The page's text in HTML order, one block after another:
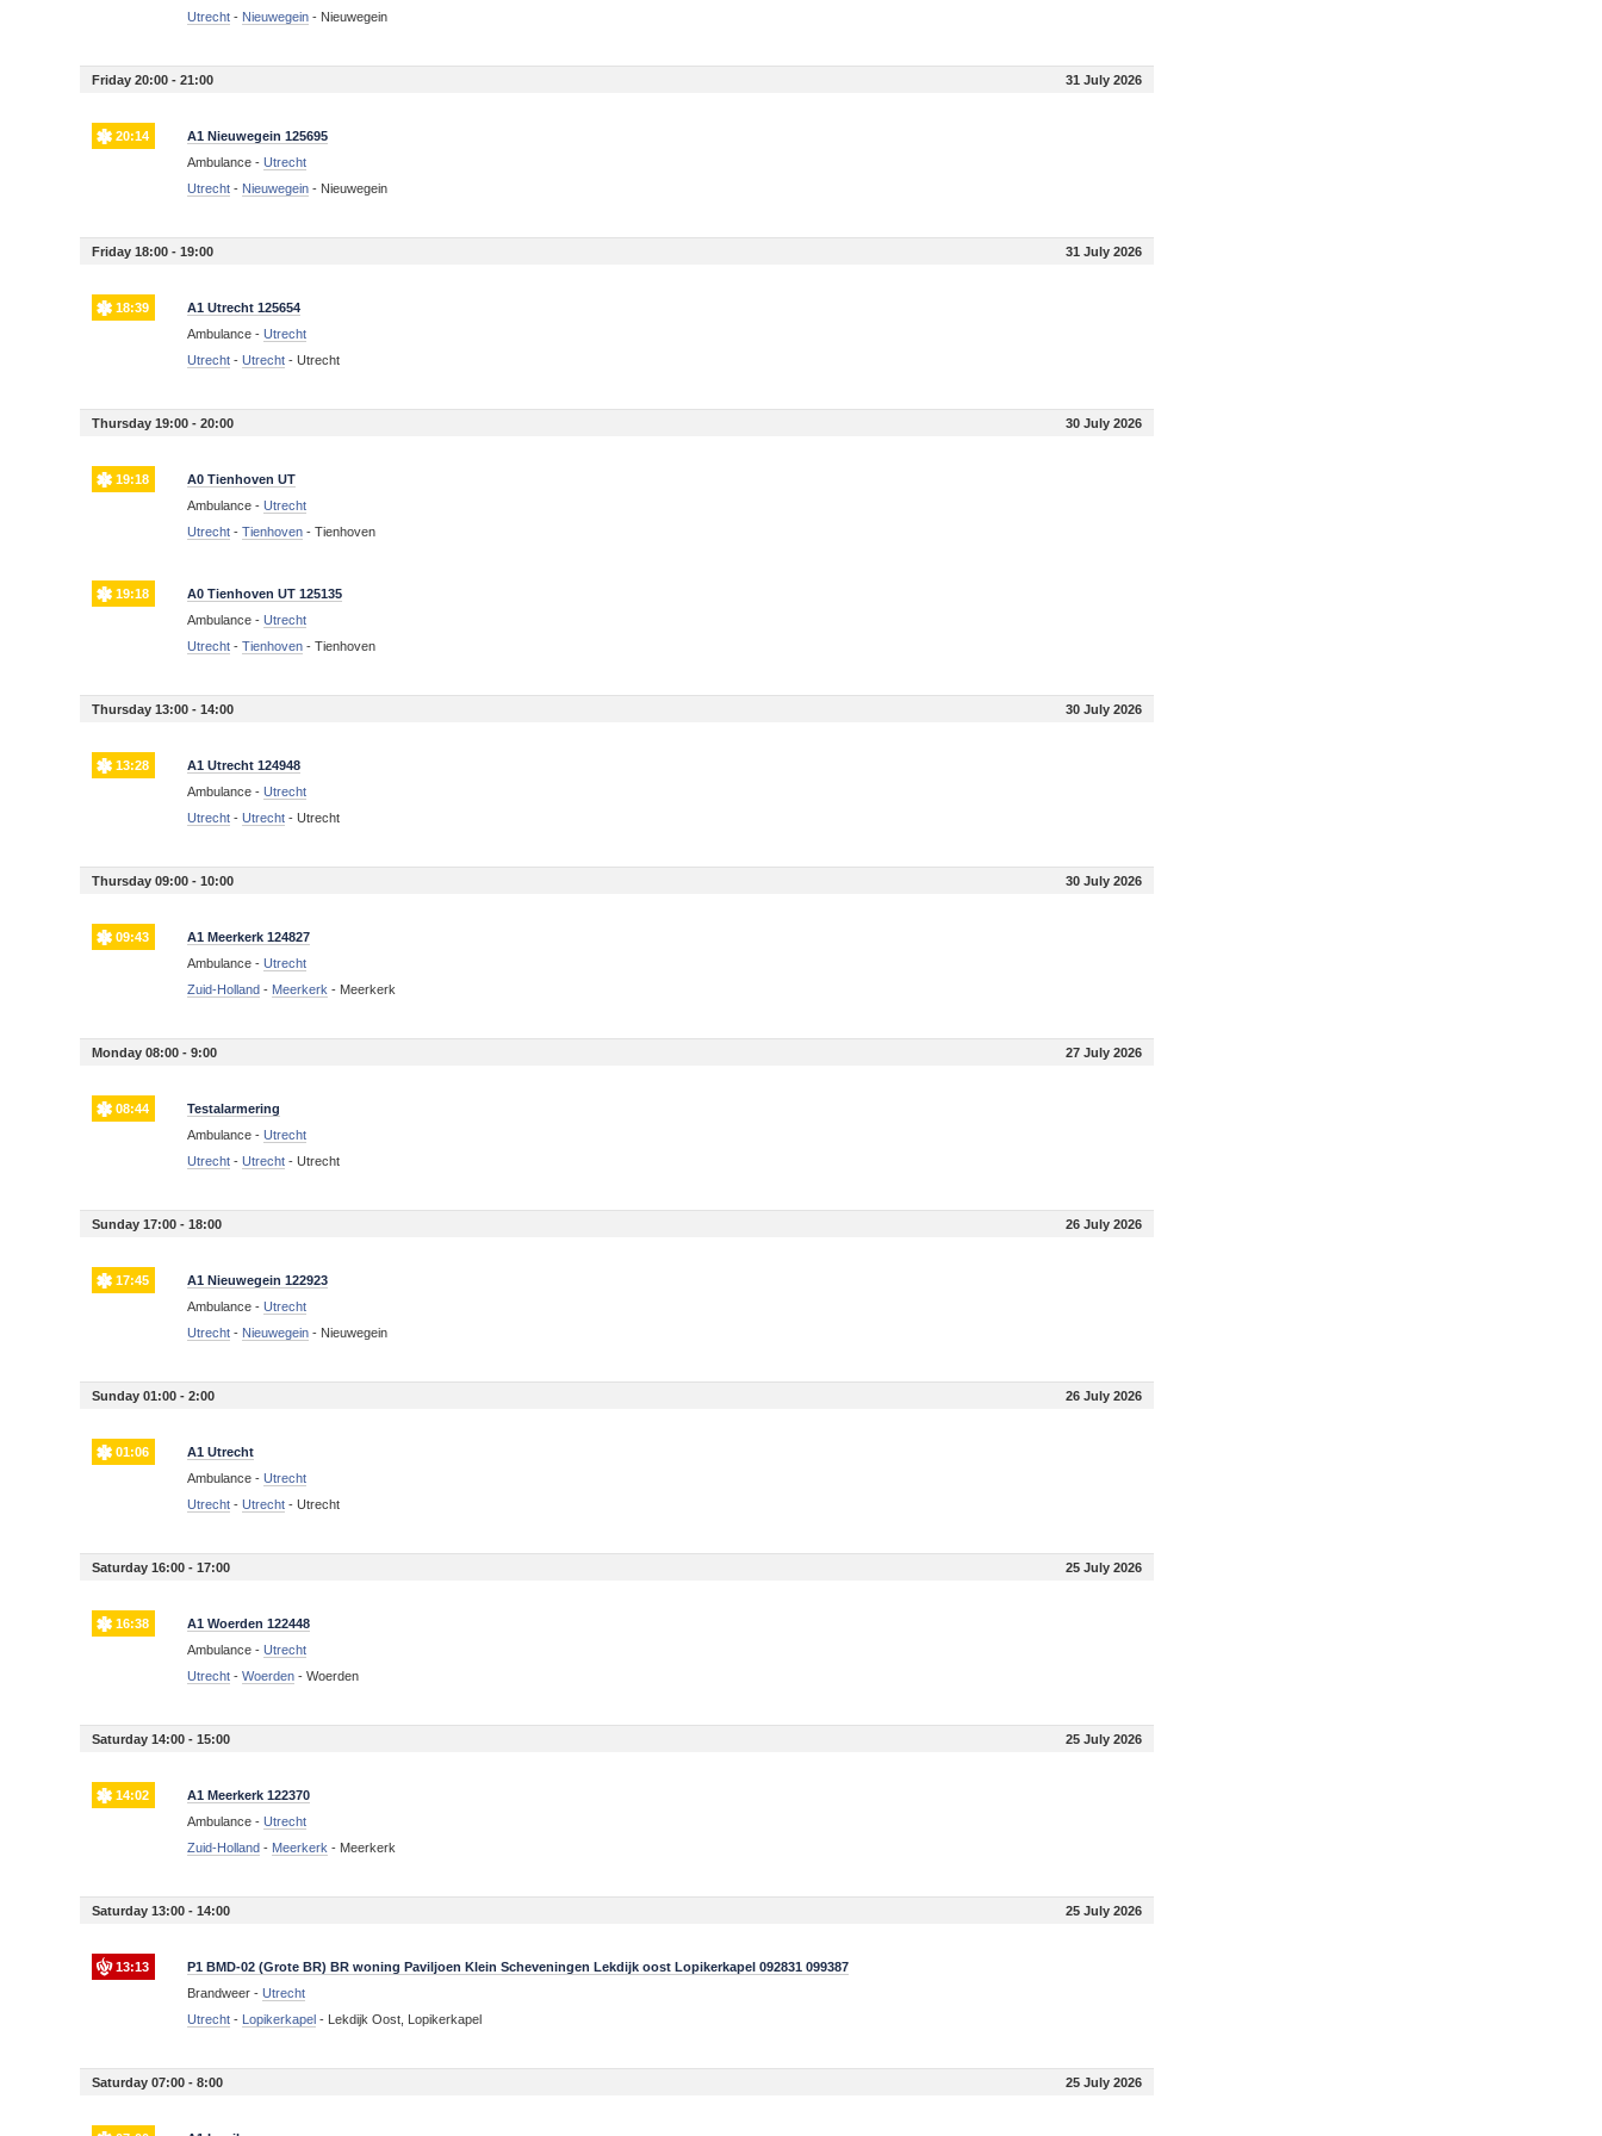
Utrecht - Nieuwegein - Nieuwegein
Friday 20:00 - 21:00 31 July 2026
20:14
A1 Nieuwegein 125695
Ambulance -Utrecht
Utrecht - Nieuwegein - Nieuwegein
Friday 18:00 - 19:00 31 July 2026
18:39
A1 Utrecht 125654
Ambulance -Utrecht
Utrecht -Utrecht -Utrecht
Thursday 19:00 - 20:00 30 July 2026
19:18
A0 Tienhoven UT
Ambulance -Utrecht
Utrecht -Tienhoven -Tienhoven
19:18
A0 Tienhoven UT 125135
Ambulance -Utrecht
Utrecht -Tienhoven -Tienhoven
Thursday 13:00 - 14:00 30 July 2026
13:28
A1 Utrecht 124948
Ambulance -Utrecht
Utrecht -Utrecht -Utrecht
Thursday 09:00 - 10:00 30 July 2026
09:43
A1 Meerkerk 124827
Ambulance -Utrecht
Zuid-Holland - Meerkerk - Meerkerk
Monday 08:00 - 9:00 27 July 2026
08:44
Testalarmering
Ambulance -Utrecht
Utrecht -Utrecht -Utrecht
Sunday 17:00 - 18:00 26 July 2026
17:45
A1 Nieuwegein 122923
Ambulance -Utrecht
Utrecht - Nieuwegein - Nieuwegein
Sunday 01:00 - 2:00 26 July 2026
01:06
A1 Utrecht
Ambulance -Utrecht
Utrecht -Utrecht -Utrecht
Saturday 16:00 - 17:00 25 July 2026
16:38
A1 Woerden 122448
Ambulance -Utrecht
Utrecht -Woerden -Woerden
Saturday 14:00 - 15:00 25 July 2026
14:02
A1 Meerkerk 122370
Ambulance -Utrecht
Zuid-Holland - Meerkerk - Meerkerk
Saturday 13:00 - 14:00 25 July 2026
13:13
P1 BMD-02 (Grote BR) BR woning Paviljoen Klein Scheveningen Lekdijk oost Lopikerkapel 092831 099387
Brandweer -Utrecht
Utrecht - Lopikerkapel - Lekdijk Oost, Lopikerkapel
Saturday 07:00 - 8:00 25 July 2026